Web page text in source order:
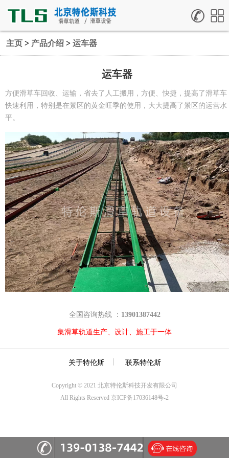
主页 > 产品介绍 > 运车器
运车器
方便滑草车回收、运输，省去了人工搬用，方便、快捷，提高了滑草车
快速利用，特别是在景区的黄金旺季的使用，大大提高了景区的运营水
平。
全国咨询热线 ： 13901387442
集滑草轨道生产、设计、施工于一体
关于特伦斯 联系特伦斯
Copyright © 2021 北京特伦斯科技开发有限公司
All Rights Reserved 京ICP备17036148号-2